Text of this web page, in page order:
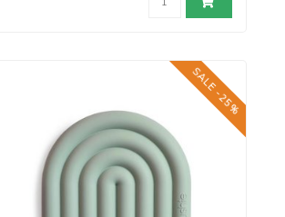
SALE -25%